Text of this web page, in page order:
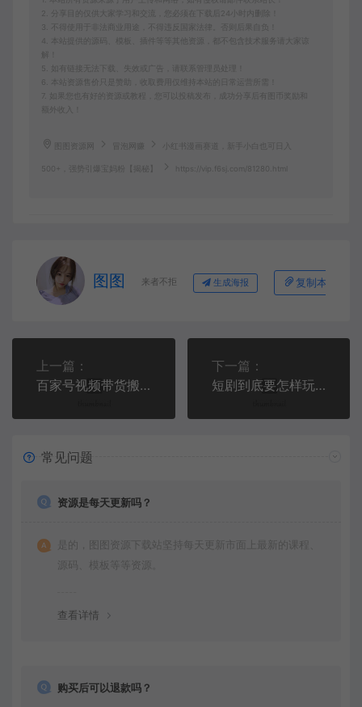
2. 分享目的仅供大家学习和交流，您必须在下载后24小时内删除！
3. 不得使用于非法商业用途，不得违反国家法律。否则后果自负！
4. 本站提供的源码、模板、插件等等其他资源，都不包含技术服务请大家谅
5. 如有链接无法下载、失效或广告，请联系管理员处理！
6. 本站资源售价只是赞助，收取费用仅维持本站的日常运营所需！
7. 如果您也有好的资源或教程，您可以投稿发布，成功分享后有图币奖励和
额外收入！
图图资源网 冒泡网赚 小红书漫画赛道，新手小白也可日入
500+，强势引爆宝妈粉【揭秘】 https://vip.f6sj.com/81280.html
图图 来者不拒 生成海报 复制本文链接
上一篇：
百家号视频带货搬运玩法，轻松月入1W+，保姆级教程来了【揭秘】
下一篇：
短剧到底要怎样玩，新手入门教程
常见问题
资源是每天更新吗？
是的，图图资源下载站坚持每天更新市面上最新的课程、
源码、模板等等资源。
查看详情
购买后可以退款吗？